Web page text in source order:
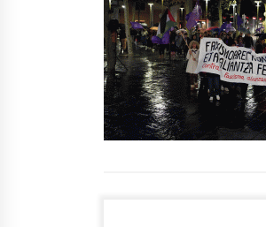
2026/
POTTO:
saioa
2026/